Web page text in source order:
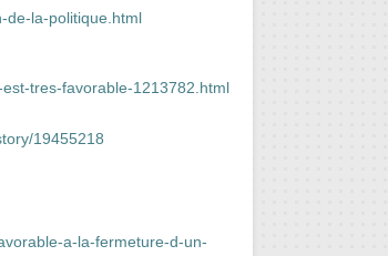
de-la-politique.html
tres-favorable-1213782.html
19455218
a-la-fermeture-d-un-